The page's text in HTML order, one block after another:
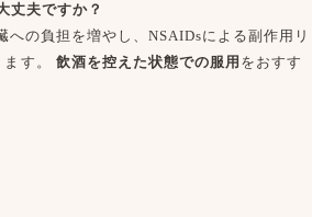
丈夫ですか？
の負担を増やし、NSAIDsによる副作用リ
す。 飲酒を控えた状態での服用 をおすす